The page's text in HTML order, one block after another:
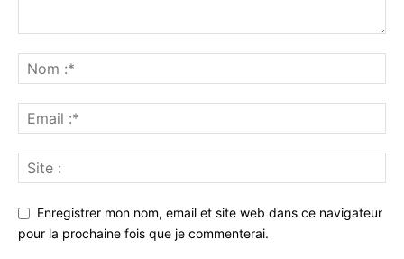
Enregistrer mon nom, email et site web dans ce navigateur
pour la prochaine fois que je commenterai.